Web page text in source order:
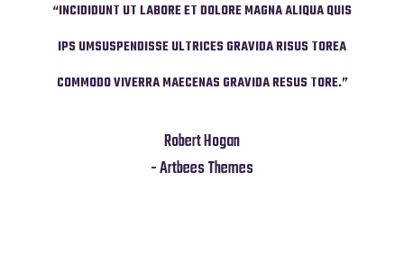
“INCIDIDUNT UT LABORE ET DOLORE MAGNA ALIQUA QUIS
IPS UMSUSPENDISSE ULTRICES GRAVIDA RISUS TOREA
COMMODO VIVERRA MAECENAS GRAVIDA RESUS TORE.”
Robert Hogan
- Artbees Themes